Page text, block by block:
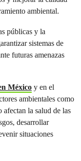
ambiental.
públicas y la
sistemas de
futuras amenazas
México y en el
ambientales como
la salud de las
desarrollar
situaciones